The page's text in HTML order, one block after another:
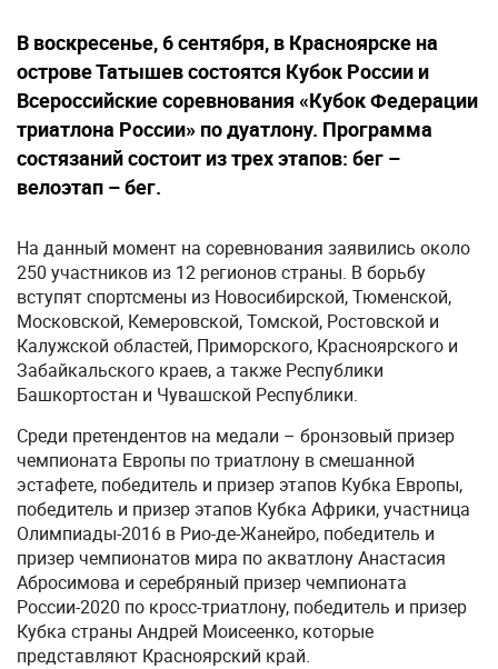
В воскресенье, 6 сентября, в Красноярске на
острове Татышев состоятся Кубок России и
Всероссийские соревнования «Кубок Федерации
триатлона России» по дуатлону. Программа
состязаний состоит из трех этапов: бег –
велоэтап – бег.
На данный момент на соревнования заявились около
250 участников из 12 регионов страны. В борьбу
вступят спортсмены из Новосибирской, Тюменской,
Московской, Кемеровской, Томской, Ростовской и
Калужской областей, Приморского, Красноярского и
Забайкальского краев, а также Республики
Башкортостан и Чувашской Республики.
Среди претендентов на медали – бронзовый призер
чемпионата Европы по триатлону в смешанной
эстафете, победитель и призер этапов Кубка Европы,
победитель и призер этапов Кубка Африки, участница
Олимпиады-2016 в Рио-де-Жанейро, победитель и
призер чемпионатов мира по акватлону Анастасия
Абросимова и серебряный призер чемпионата
России-2020 по кросс-триатлону, победитель и призер
Кубка страны Андрей Моисеенко, которые
представляют Красноярский край.